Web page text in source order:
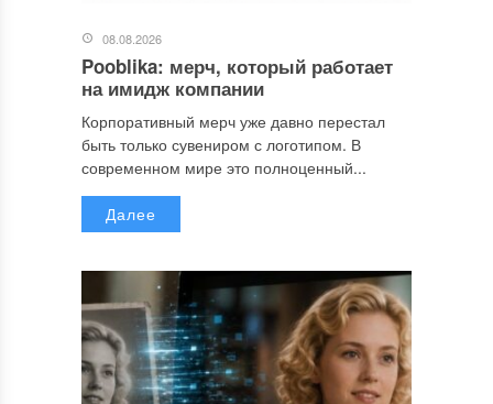
08.08.2026
Pooblika: мерч, который работает
на имидж компании
Корпоративный мерч уже давно перестал
быть только сувениром с логотипом. В
современном мире это полноценный...
Далее